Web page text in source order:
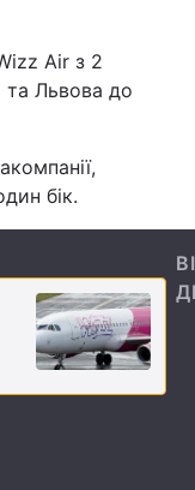
Air з 2
та Львова до
бік.